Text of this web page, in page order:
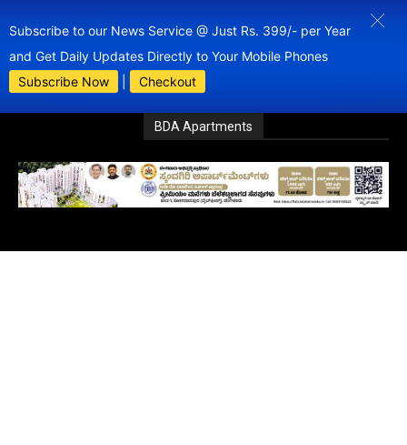
Subscribe to our News Service @ Just Rs. 399/- per Year
and Get Daily Updates Directly to Your Mobile Phones
Subscribe Now
Checkout
BDA Apartments